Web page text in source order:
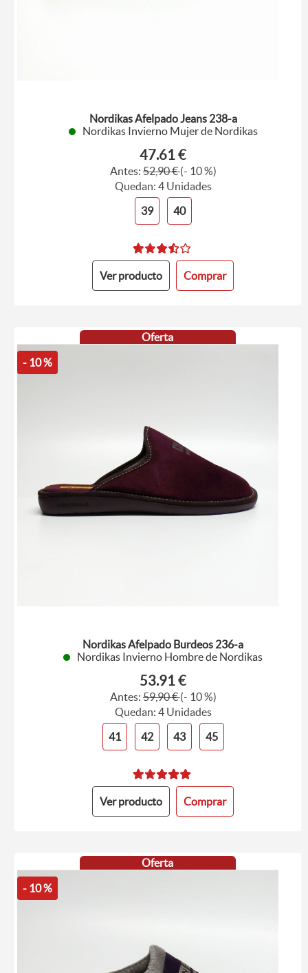
Nordikas Afelpado Jeans 238-a
Nordikas Invierno Mujer de Nordikas
47.61 €
Antes:52,90 €(- 10 %)
Quedan: 4 Unidades
39
40
Ver producto Comprar
Oferta
- 10 %
Nordikas Afelpado Burdeos 236-a
Nordikas Invierno Hombre de Nordikas
53.91 €
Antes:59,90 €(- 10 %)
Quedan: 4 Unidades
41
42 43 45
Ver producto Comprar
Oferta
- 10 %